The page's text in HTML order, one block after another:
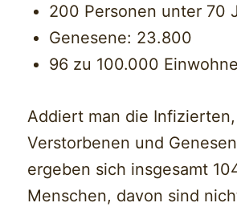
200 Personen unter 70
Genesene: 23.800
96 zu 100.000
Addiert man die Infizierten,
Verstorbenen und
ergeben sich insgesamt
Menschen, davon sind